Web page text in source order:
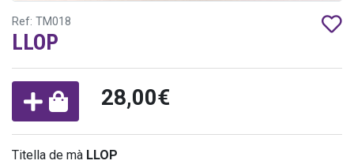
Ref: TM018
LLOP
28,00€
Titella de mà LLOP